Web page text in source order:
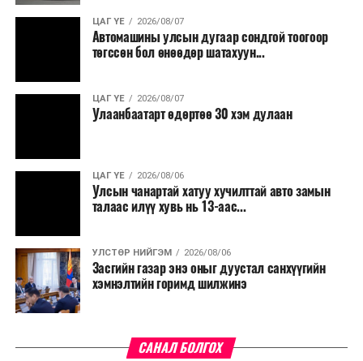
Ирэх өдрүүдэд нийт нутгаар өдөртөө бага зэрэг
дэвших тухай хүсэлтийн бүртгэл өнөөдөр дуусна
үргэлжилнэ гэж Ерөнхий сайд Н.Учрал онцоллоо.
Мөн бүх шатны төсвийн ерөнхийлөн захирагч нарт
салбар бүрдээ урсгал зардлыг 20 хувиар бууруулах,
нөхөн томилгоо хийхгүй байх, аялал, амралт, зугаалга,
хамт олны урлаг, спортын арга хэмжээг зохион
байгуулахгүй байх, төрийн албанд шинэ орон тоо бий
сургалтыг цахим хэлбэрт шилжүүлэх, төрийн албан
хаагчдыг зарим өдрүүдэд цахимаар ажиллуулах арга
хэмжээг үргэлжлүүлэхийг үүрэг болголоо.
Төсвийн сахилга бат сайжирч, эдийн засгийн нөхцөл
байдал хэвийн болсон тохиолдолд эдгээр
хязгаарлалтыг үе шаттайгаар сулруулах юм.
ЦАГ ҮЕ 2026/08/07
Автомашины улсын дугаар сондгой тоогоор
төгссөн бол өнөөдөр шатахуун...
ЦАГ ҮЕ 2026/08/07
Улаанбаатарт өдөртөө 30 хэм дулаан
ЦАГ ҮЕ 2026/08/06
Улсын чанартай хатуу хучилттай авто замын
талаас илүү хувь нь 13-аас...
УЛСТӨР НИЙГЭМ 2026/08/06
Засгийн газар энэ оныг дуустал санхүүгийн
хэмнэлтийн горимд шилжинэ
САНАЛ БОЛГОХ